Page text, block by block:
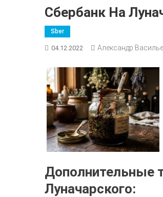
Сбербанк На
Sber
04.12.2022 Александр
Дополнительные
Луначарского: